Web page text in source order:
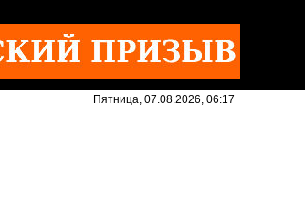
Пятница, 07.08.2026, 06:17